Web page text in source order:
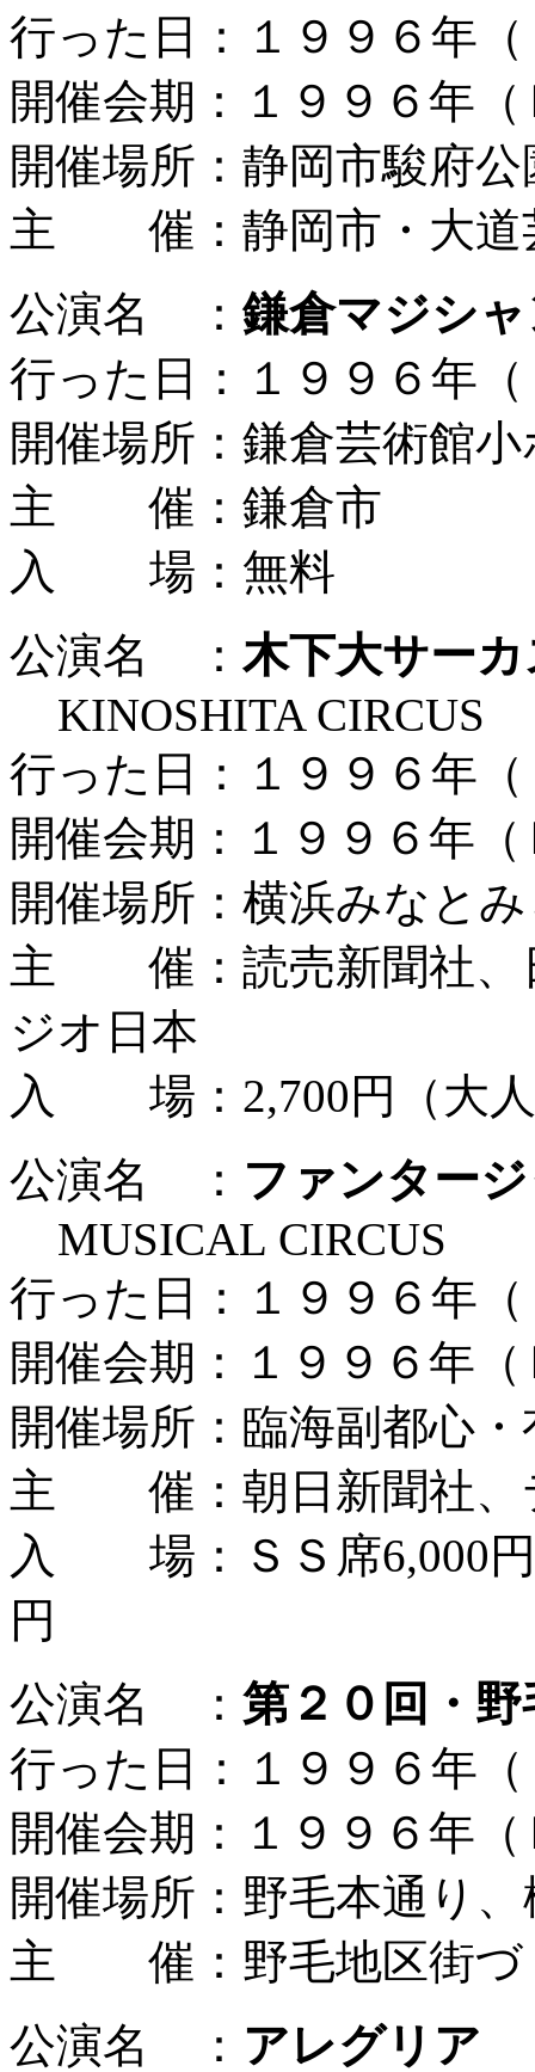
行った日：１９９６年
開催会期：１９９６年
開催場所：静岡市駿府
主 催：静岡市・大道
公演名 ： 鎌倉マジシ
行った日：１９９６年
開催場所：鎌倉芸術館
主 催：鎌倉市
入 場：無料
公演名 ： 木下大サー
KINOSHITA CIRCUS
行った日：１９９６年
開催会期：１９９６年
開催場所：横浜みなと
主 催：読売新聞社、
ジオ日本
入 場：2,700円（大人
公演名 ： ファンター
MUSICAL CIRCUS
行った日：１９９６年
開催会期：１９９６年
開催場所：臨海副都心
主 催：朝日新聞社、
入 場：ＳＳ席6,000円
円
公演名 ： 第２０回・
行った日：１９９６年
開催会期：１９９６年
開催場所：野毛本通り
主 催：野毛地区街づ
公演名 ： アレグリア